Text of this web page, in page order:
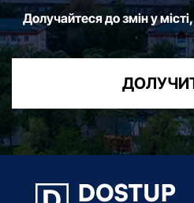
Долучайтеся до змін у